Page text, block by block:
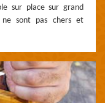
sur place sur grand
ne sont pas chers et